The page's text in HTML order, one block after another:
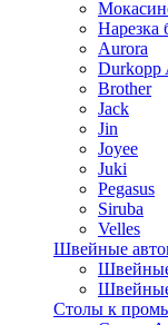
Нарезка
Aurora
Durkopp
Brother
Jack
Jin
Joyee
Juki
Pegasus
Siruba
Velles
Швейные
Столы к